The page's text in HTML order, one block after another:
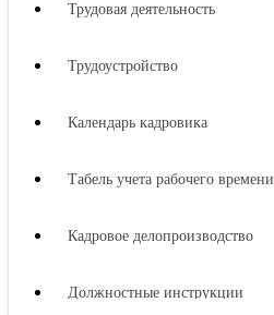
Трудовая деятельность
Трудоустройство
Календарь кадровика
Табель учета рабочего времени
Кадровое делопроизводство
Должностные инструкции